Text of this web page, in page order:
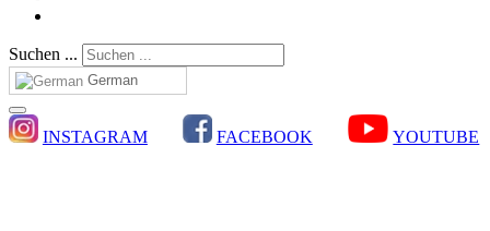
Suchen ...
German
INSTAGRAM FACEBOOK YOUTUBE